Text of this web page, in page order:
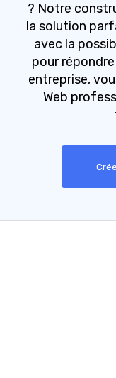
? Notre
la solution
avec la
pour
entreprise,
Web